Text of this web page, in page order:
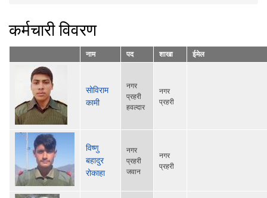
कर्मचारी विवरण
नाम पद शाखा ईमेल
सोविराम
कामी
नगर
प्रहरी
हवल्दार
नगर
प्रहरी
विष्णु
बहादुर
रोकाहा
नगर
प्रहरी
जवान
नगर
प्रहरी